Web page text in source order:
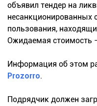
объявил тендер на
несанкционированных
пользования,
Ожидаемая стоимость
Информация об этом
Prozorro.
Подрядчик должен